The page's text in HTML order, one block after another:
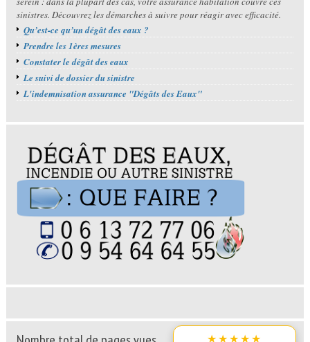
★★★★★
sinistres. Découvrez les démarches à suivre pour réagir avec efficacité.
Qu’est-ce qu’un dégât des eaux ?
Prendre les 1ères mesures
Constater le dégât des eaux
Le suivi de dossier du sinistre
L'indemnisation assurance "Dégâts des Eaux"